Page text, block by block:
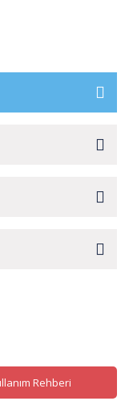
Rehberi